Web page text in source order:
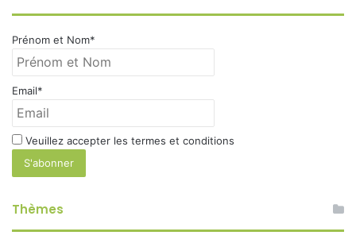
Prénom et Nom*
Email*
Veuillez accepter les termes et conditions
Thèmes